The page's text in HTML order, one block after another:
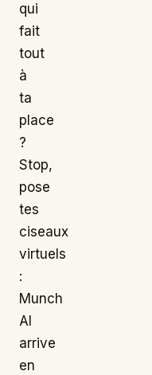
qui
fait
tout
à
ta
place
?
Stop,
pose
tes
ciseaux
virtuels
:
Munch
AI
arrive
en